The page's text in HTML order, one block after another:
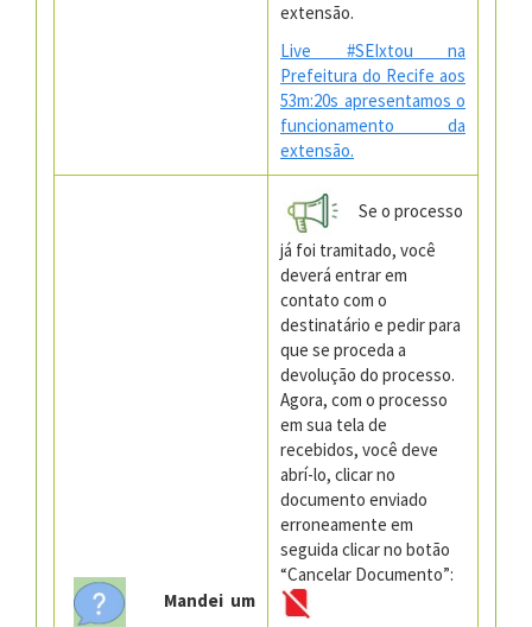
extensão.
Live #SEIxtou na
Prefeitura do Recife aos
53m:20s apresentamos o
funcionamento da
extensão.
Mandei um
Se o processo
já foi tramitado, você
deverá entrar em
contato com o
destinatário e pedir para
que se proceda a
devolução do processo.
Agora, com o processo
em sua tela de
recebidos, você deve
abrí-lo, clicar no
documento enviado
erroneamente em
seguida clicar no botão
“Cancelar Documento”: